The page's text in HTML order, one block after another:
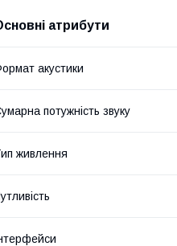
атрибути
акустики
потужність звуку
живлення